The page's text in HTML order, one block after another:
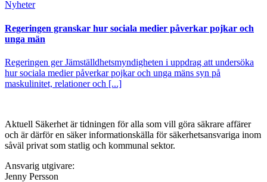
Nyheter
Regeringen granskar hur sociala medier påverkar pojkar och
unga män
Regeringen ger Jämställdhetsmyndigheten i uppdrag att undersöka
hur sociala medier påverkar pojkar och unga mäns syn på
maskulinitet, relationer och [...]
Aktuell Säkerhet är tidningen för alla som vill göra säkrare affärer
och är därför en säker informationskälla för säkerhets­ansvariga inom
såväl privat som statlig och kommunal sektor.
Ansvarig utgivare:
Jenny Persson